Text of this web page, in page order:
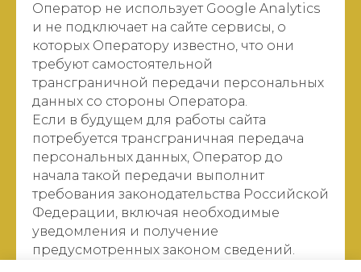
Оператор не использует Google Analytics
и не подключает на сайте сервисы, о
которых Оператору известно, что они
требуют самостоятельной
трансграничной передачи персональных
данных со стороны Оператора.
Если в будущем для работы сайта
потребуется трансграничная передача
персональных данных, Оператор до
начала такой передачи выполнит
требования законодательства Российской
Федерации, включая необходимые
уведомления и получение
предусмотренных законом сведений.